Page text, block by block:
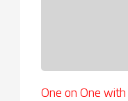
One on One